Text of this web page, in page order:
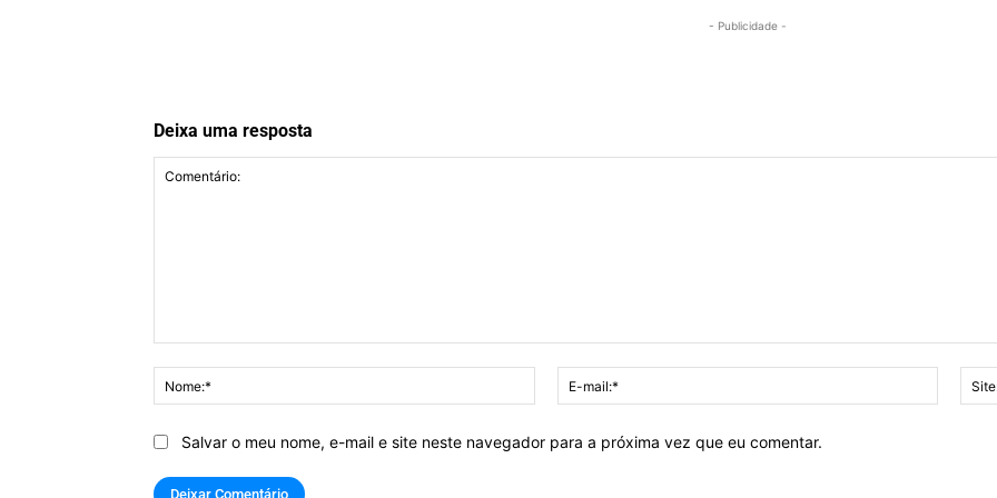
LEGO Star Wars Sail Barge de Jabba
- Publicidade -
Deixa uma resposta
Nome:*
mail:*
Salvar o meu nome, e-mail e site neste navegador para a próxima vez que eu comentar.